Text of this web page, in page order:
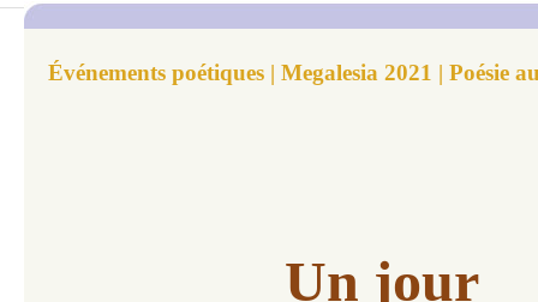
Événements poétiques | Megalesia 2021 | Poésie
Un jour